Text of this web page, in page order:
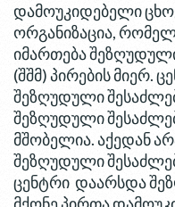
დამოუკიდებელი
ორგანიზაცია,
იმართება
(შშმ) პირების მიერ.
შეზღუდული
შეზღუდული
მშობელია. აქედან
შეზღუდული
ცენტრი დაარსდა